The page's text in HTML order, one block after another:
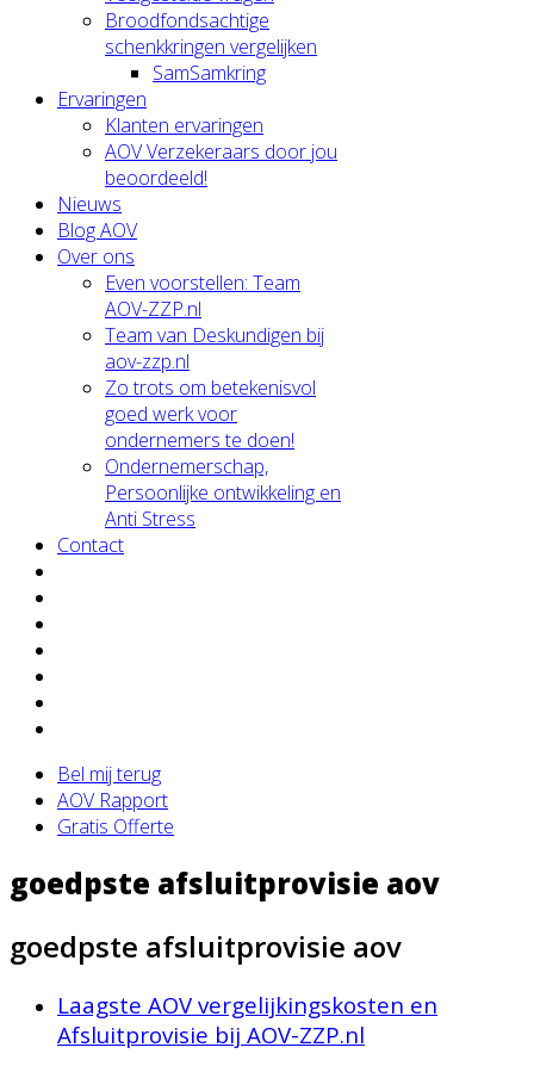
Broodfondsachtige
schenkkringen vergelijken
SamSamkring
Ervaringen
Klanten ervaringen
AOV Verzekeraars door jou
beoordeeld!
Nieuws
Blog AOV
Over ons
Even voorstellen: Team
AOV-ZZP.nl
Team van Deskundigen bij
aov-zzp.nl
Zo trots om betekenisvol
goed werk voor
ondernemers te doen!
Ondernemerschap,
Persoonlijke ontwikkeling en
Anti Stress
Contact
Bel mij terug
AOV Rapport
Gratis Offerte
goedpste afsluitprovisie aov
goedpste afsluitprovisie aov
Laagste AOV vergelijkingskosten en
Afsluitprovisie bij AOV-ZZP.nl